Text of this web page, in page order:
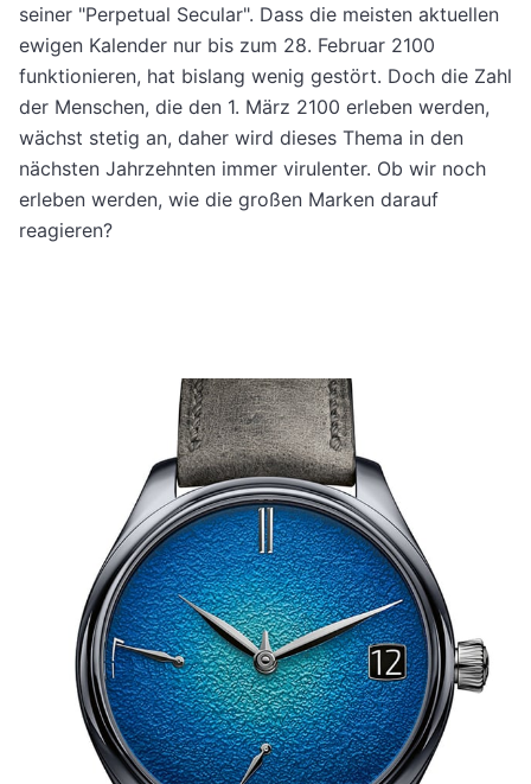
seiner "Perpetual Secular". Dass die meisten aktuellen
ewigen Kalender nur bis zum 28. Februar 2100
funktionieren, hat bislang wenig gestört. Doch die Zahl
der Menschen, die den 1. März 2100 erleben werden,
wächst stetig an, daher wird dieses Thema in den
nächsten Jahrzehnten immer virulenter. Ob wir noch
erleben werden, wie die großen Marken darauf
reagieren?